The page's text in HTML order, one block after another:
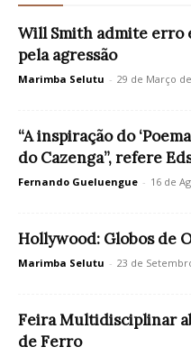
Will Smith admite erro
pela agressão
Marimba Selutu - 29 de Março
“A inspiração do
do Cazenga”, refere
Fernando Gueluengue - 16 de
Hollywood: Globos de
Marimba Selutu - 23 de
Feira Multidisciplinar
de Ferro